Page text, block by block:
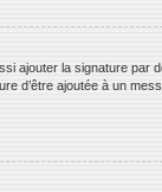
ajouter la signature par
d’être ajoutée à un